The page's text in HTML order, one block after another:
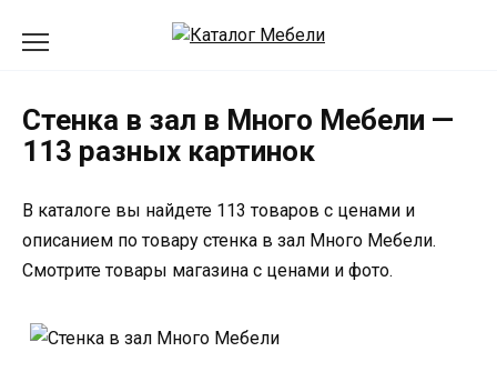
Стенка в зал в Много Мебели —
113 разных картинок
В каталоге вы найдете 113 товаров с ценами и
описанием по товару стенка в зал Много Мебели.
Смотрите товары магазина с ценами и фото.